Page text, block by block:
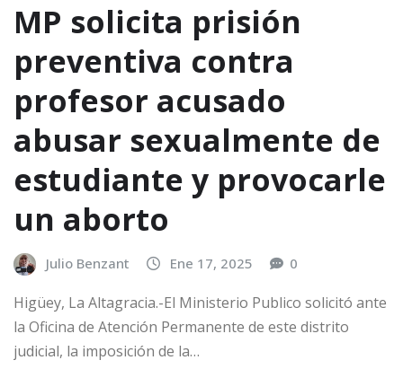
MP solicita prisión
preventiva contra
profesor acusado
abusar sexualmente de
estudiante y provocarle
un aborto
Julio Benzant Ene 17, 2025 0
Higüey, La Altagracia.-El Ministerio Publico solicitó ante
la Oficina de Atención Permanente de este distrito
judicial, la imposición de la…